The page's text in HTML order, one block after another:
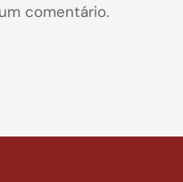
comentário.